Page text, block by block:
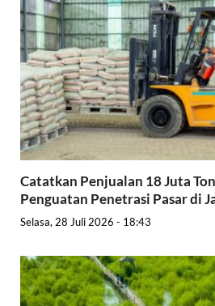
Catatkan Penjualan 18 Juta
Penguatan Penetrasi Pasar di
Selasa, 28 Juli 2026 - 18:43